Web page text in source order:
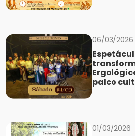
06/03/2026
palco
01/03/2026